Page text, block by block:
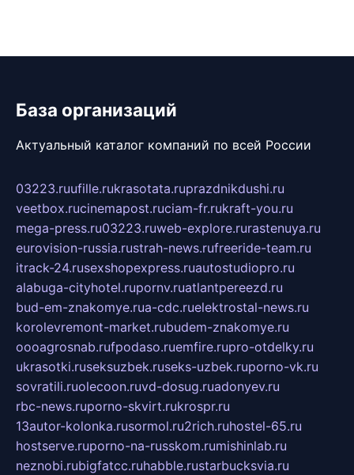
База организаций
Актуальный каталог компаний по всей России
03223.ruufille.rukrasotata.ruprazdnikdushi.ru
veetbox.rucinemapost.ruciam-fr.rukraft-you.ru
mega-press.ru03223.ruweb-explore.rurastenuya.ru
eurovision-russia.rustrah-news.rufreeride-team.ru
itrack-24.rusexshopexpress.ruautostudiopro.ru
alabuga-cityhotel.rupornv.ruatlantpereezd.ru
bud-em-znakomye.rua-cdc.ruelektrostal-news.ru
korolevremont-market.rubudem-znakomye.ru
oooagrosnab.rufpodaso.ruemfire.rupro-otdelky.ru
ukrasotki.ruseksuzbek.ruseks-uzbek.ruporno-vk.ru
sovratili.ruolecoon.ruvd-dosug.ruadonyev.ru
rbc-news.ruporno-skvirt.rukrospr.ru
13autor-kolonka.rusormol.ru2rich.ruhostel-65.ru
hostserve.ruporno-na-russkom.rumishinlab.ru
neznobi.rubigfatcc.ruhabble.rustarbucksvia.ru